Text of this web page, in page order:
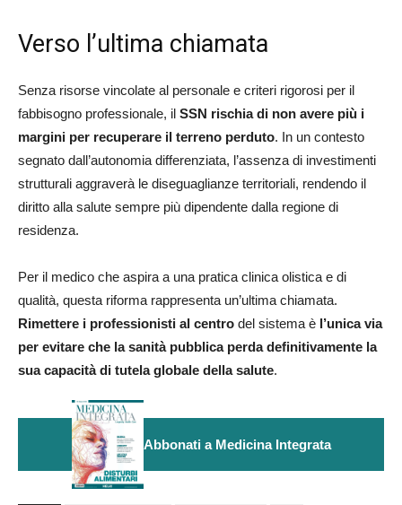
Verso l’ultima chiamata
Senza risorse vincolate al personale e criteri rigorosi per il
fabbisogno professionale, il SSN rischia di non avere più i
margini per recuperare il terreno perduto. In un contesto
segnato dall’autonomia differenziata, l’assenza di investimenti
strutturali aggraverà le diseguaglianze territoriali, rendendo il
diritto alla salute sempre più dipendente dalla regione di
residenza.
Per il medico che aspira a una pratica clinica olistica e di
qualità, questa riforma rappresenta un’ultima chiamata.
Rimettere i professionisti al centro del sistema è l’unica via
per evitare che la sanità pubblica perda definitivamente la
sua capacità di tutela globale della salute.
Abbonati a Medicina Integrata